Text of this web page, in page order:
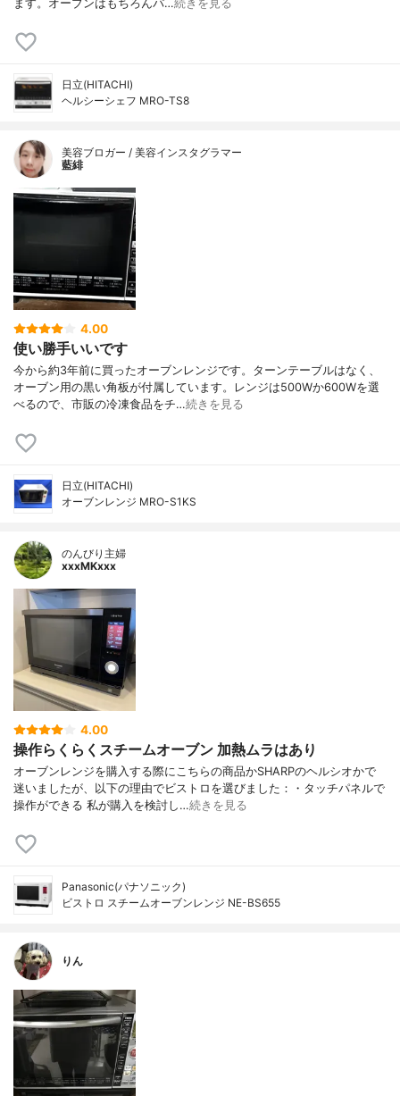
ます。オーブンはもちろんパ…続きを見る
日立(HITACHI)
ヘルシーシェフ MRO-TS8
美容ブロガー / 美容インスタグラマー
藍緋
4.00
使い勝手いいです
今から約3年前に買ったオーブンレンジです。ターンテーブルはなく、
オーブン用の黒い角板が付属しています。レンジは500Wか600Wを選
べるので、市販の冷凍食品をチ…続きを見る
日立(HITACHI)
オーブンレンジ MRO-S1KS
のんびり主婦
xxxMKxxx
4.00
操作らくらくスチームオーブン 加熱ムラはあり
オーブンレンジを購入する際にこちらの商品かSHARPのヘルシオかで
迷いましたが、以下の理由でビストロを選びました：・タッチパネルで
操作ができる 私が購入を検討し…続きを見る
Panasonic(パナソニック)
ビストロ スチームオーブンレンジ NE-BS655
りん